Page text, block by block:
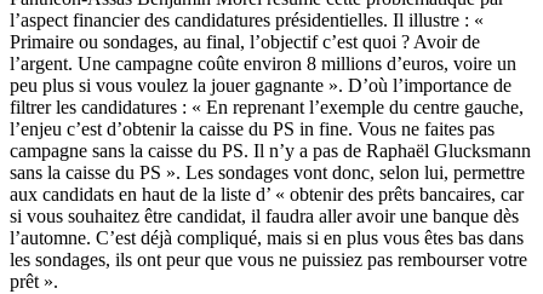
l’aspect financier des candidatures présidentielles. Il illustre : «
Primaire ou sondages, au final, l’objectif c’est quoi ? Avoir de
l’argent. Une campagne coûte environ 8 millions d’euros, voire un
peu plus si vous voulez la jouer gagnante ». D’où l’importance de
filtrer les candidatures : « En reprenant l’exemple du centre gauche,
l’enjeu c’est d’obtenir la caisse du PS in fine. Vous ne faites pas
campagne sans la caisse du PS. Il n’y a pas de Raphaël Glucksmann
sans la caisse du PS ». Les sondages vont donc, selon lui, permettre
aux candidats en haut de la liste d’ « obtenir des prêts bancaires, car
si vous souhaitez être candidat, il faudra aller avoir une banque dès
l’automne. C’est déjà compliqué, mais si en plus vous êtes bas dans
les sondages, ils ont peur que vous ne puissiez pas rembourser votre
prêt ».